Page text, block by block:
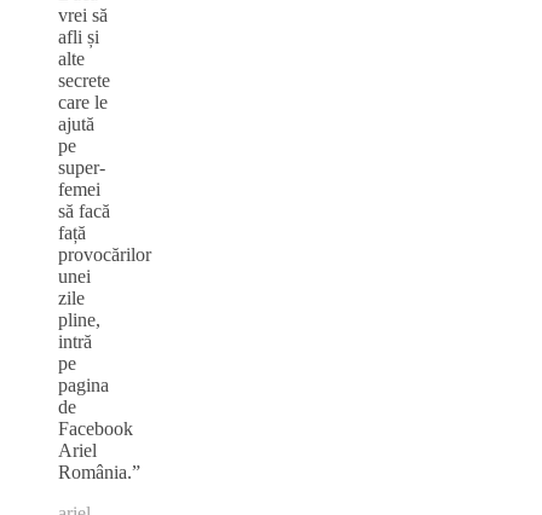
vrei să
afli și
alte
secrete
care le
ajută
pe
super-
femei
să facă
față
provocărilor
unei
zile
pline,
intră
pe
pagina
de
Facebook
Ariel
România.”